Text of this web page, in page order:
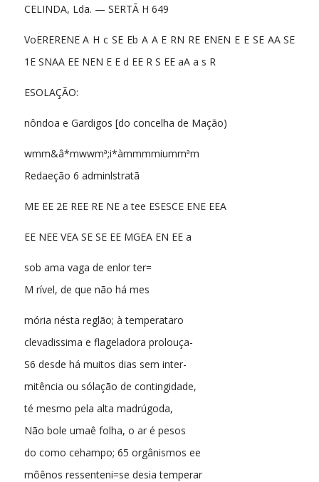
CELINDA, Lda. — SERTÃ H 649
VoERERENE A H c SE Eb A A E RN RE ENEN E E SE AA SE
1E SNAA EE NEN E E d EE R S EE aA a s R
ESOLAÇÃO:
nôndoa e Gardigos [do concelha de Mação)
wmm&â*mwwmª;i*àmmmmiummªm
Redaeção 6 adminlstratã
ME EE 2E REE RE NE a tee ESESCE ENE EEA
EE NEE VEA SE SE EE MGEA EN EE a
sob ama vaga de enlor ter=
M rível, de que não há mes
mória nésta reglão; à temperataro
clevadissima e flageladora prolouça-
S6 desde há muitos dias sem inter-
mitência ou sólação de contingidade,
té mesmo pela alta madrúgoda,
Não bole umaê folha, o ar é pesos
do como cehampo; 65 orgânismos ee
môênos ressenteni=se desia temperar